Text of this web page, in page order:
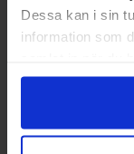
Dessa kan i sin
information som
Toppie Wax